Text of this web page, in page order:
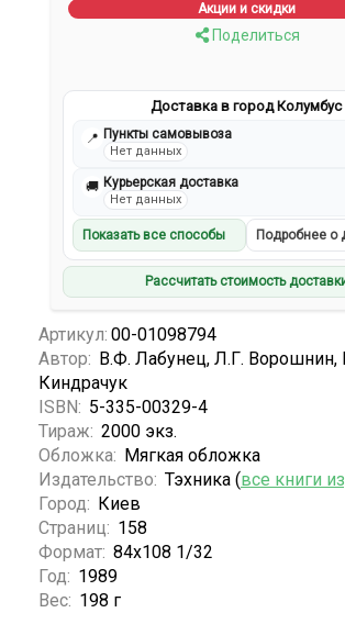
Акции и скидки
Поделиться
Доставка в город Колумбус
📍 Пункты самовывоза
Нет данных
🚚 Курьерская доставка
Нет данных
Показать все способы Подробнее о
Рассчитать стоимость
Артикул: 00-01098794
Автор: В.Ф. Лабунец, Л.Г. Ворошнин,
Киндрачук
ISBN: 5-335-00329-4
Тираж: 2000 экз.
Обложка: Мягкая обложка
Издательство: Тэхника (все книги
Город: Киев
Страниц: 158
Формат: 84х108 1/32
Год: 1989
Вес: 198 г